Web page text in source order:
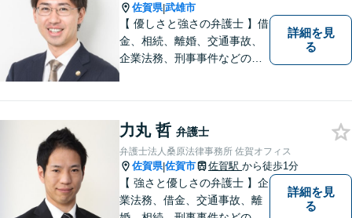
佐賀県|武雄市
【 優しさと強さの弁護士 】借
金、相続、離婚、交通事故、
企業法務、刑事事件などのご
なリーガルサービスを提供い
たします。
詳細を見
る
力丸 哲 弁護士
弁護士法人桑原法律事務所 佐賀オフィス
佐賀県|佐賀市 佐賀駅 から徒歩1分
【 強さと優しさの弁護士 】企
業法務、借金、交通事故、離
詳細を見
る